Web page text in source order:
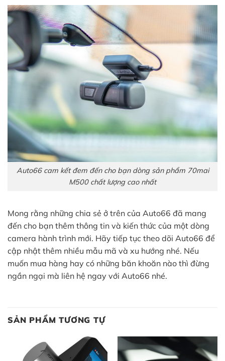
Auto66 cam kết đem đến cho bạn dòng sản phẩm 70mai
M500 chất lượng cao nhất
Mong rằng những chia sẻ ở trên của Auto66 đã mang
đến cho bạn thêm thông tin và kiến thức của một dòng
camera hành trình mới. Hãy tiếp tục theo dõi Auto66 để
cập nhật thêm nhiều mẫu mã và xu hướng nhé. Nếu
muốn mua hàng hay có những băn khoăn nào thì đừng
ngần ngại mà liên hệ ngay với Auto66 nhé.
SẢN PHẨM TƯƠNG TỰ